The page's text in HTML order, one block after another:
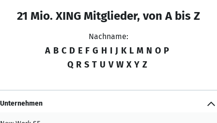
21 Mio. XING Mitglieder, von A bis Z
Nachname:
A B C D E F G H I J K L M N O P
Q R S T U V W X Y Z
Unternehmen